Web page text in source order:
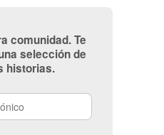
comunidad. Te
selección de
historias.